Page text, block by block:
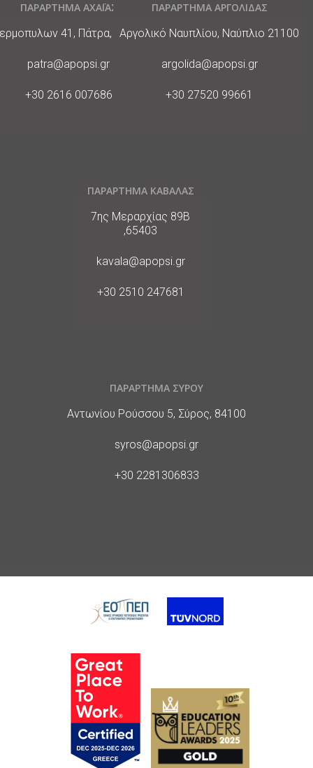
ΠΑΡΑΡΤΗΜΑ ΑΧΑΪΑΣ
41, Πάτρα, 26441
E-
patra@apopsi.gr
Phone
+30 2616 007686
ΠΑΡΑΡΤΗΜΑ ΑΡΓΟΛΙΔΑΣ
Διεύθυνση
Αργολικό Ναυπλίου, Ναύπλιο 21100
E-
argolida@apopsi.gr
Phone
+30 27520 99661
ΠΑΡΑΡΤΗΜΑ ΚΑΒΑΛΑΣ
Διεύθυνση
7ης Μεραρχίας 89Β
,65403
E-
kavala@apopsi.gr
Phone
+30 2510 247681
ΠΑΡΑΡΤΗΜΑ ΣΥΡΟΥ
Διεύθυνση
Αντωνίου Ρούσσου 5, Σύρος, 84100
E-
syros@apopsi.gr
Phone
+30 2281306833